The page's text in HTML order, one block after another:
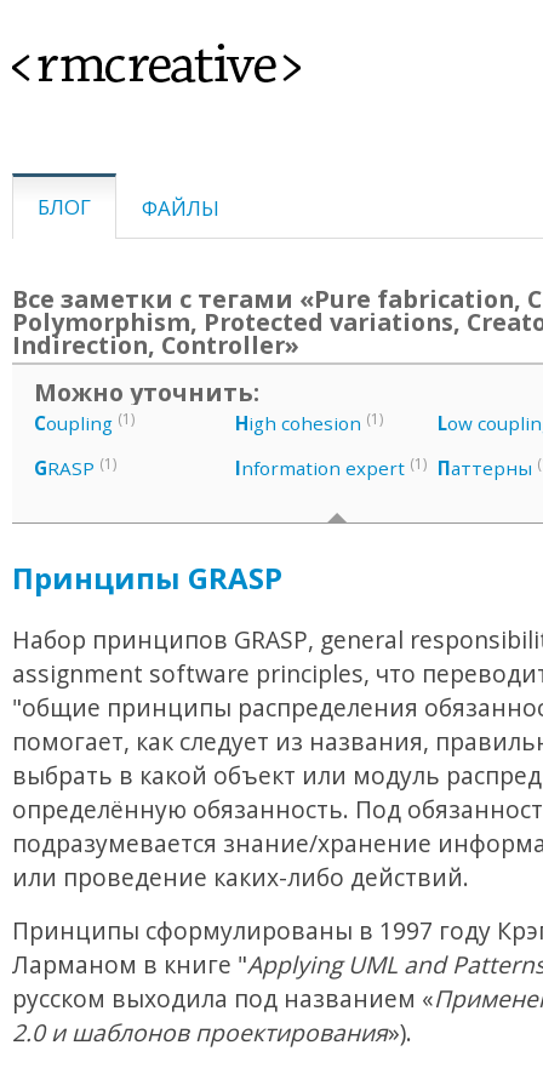
<rmcreative>
БЛОГ ФАЙЛЫ
Все заметки с тегами «Pure fabrication,
Polymorphism, Protected variations,
Indirection, Controller»
Можно уточнить:
Coupling (1)
GRASP (1)
High cohesion (1)
Information expert (1)
Low
Паттерны
Принципы GRASP
Набор принципов GRASP, general
assignment software principles, что
"общие принципы распределения
помогает, как следует из названия,
выбрать в какой объект или модуль
определённую обязанность. Под
подразумевается знание/хранение
или проведение каких-либо действий.
Принципы сформулированы в 1997 году
Ларманом в книге "Applying UML and
русском выходила под названием «
2.0 и шаблонов проектирования»).